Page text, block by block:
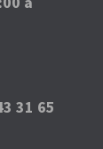
31 65